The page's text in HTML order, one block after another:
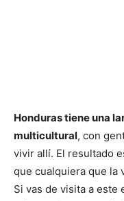
Honduras tiene una
multicultural, con
vivir allí. El resultado
que cualquiera que la
Si vas de visita a este